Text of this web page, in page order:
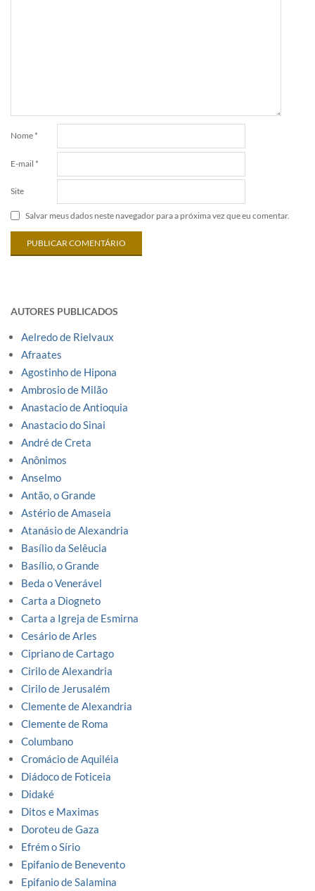
Nome *
E-mail *
Site
Salvar meus dados neste navegador para a próxima vez que eu comentar.
AUTORES PUBLICADOS
Aelredo de Rielvaux
Afraates
Agostinho de Hipona
Ambrosio de Milão
Anastacio de Antioquia
Anastacio do Sinai
André de Creta
Anônimos
Anselmo
Antão, o Grande
Astério de Amaseia
Atanásio de Alexandria
Basílio da Selêucia
Basílio, o Grande
Beda o Venerável
Carta a Diogneto
Carta a Igreja de Esmirna
Cesário de Arles
Cipriano de Cartago
Cirilo de Alexandria
Cirilo de Jerusalém
Clemente de Alexandria
Clemente de Roma
Columbano
Cromácio de Aquiléia
Diádoco de Foticeia
Didaké
Ditos e Maximas
Doroteu de Gaza
Efrém o Sírio
Epifanio de Benevento
Epifanio de Salamina